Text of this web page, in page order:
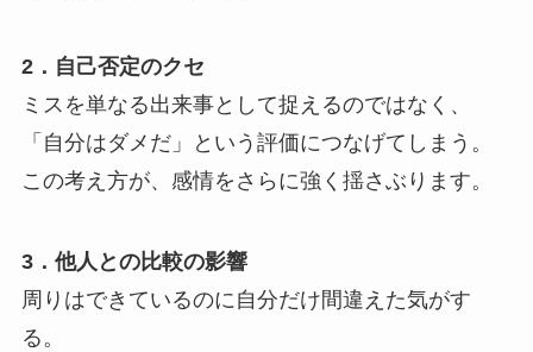
2．自己否定のクセ
ミスを単なる出来事として捉えるのではなく、
「自分はダメだ」という評価につなげてしまう。
この考え方が、感情をさらに強く揺さぶります。
3．他人との比較の影響
周りはできているのに自分だけ間違えた気がす
る。